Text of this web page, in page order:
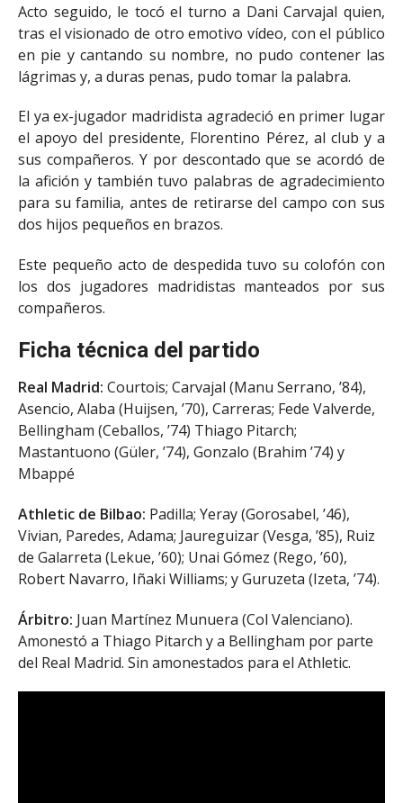
Acto seguido, le tocó el turno a Dani Carvajal quien,
tras el visionado de otro emotivo vídeo, con el público
en pie y cantando su nombre, no pudo contener las
lágrimas y, a duras penas, pudo tomar la palabra.
El ya ex-jugador madridista agradeció en primer lugar
el apoyo del presidente, Florentino Pérez, al club y a
sus compañeros. Y por descontado que se acordó de
la afición y también tuvo palabras de agradecimiento
para su familia, antes de retirarse del campo con sus
dos hijos pequeños en brazos.
Este pequeño acto de despedida tuvo su colofón con
los dos jugadores madridistas manteados por sus
compañeros.
Ficha técnica del partido
Real Madrid: Courtois; Carvajal (Manu Serrano, ’84),
Asencio, Alaba (Huijsen, ’70), Carreras; Fede Valverde,
Bellingham (Ceballos, ’74) Thiago Pitarch;
Mastantuono (Güler, ’74), Gonzalo (Brahim ’74) y
Mbappé
Athletic de Bilbao: Padilla; Yeray (Gorosabel, ’46),
Vivian, Paredes, Adama; Jaureguizar (Vesga, ’85), Ruiz
de Galarreta (Lekue, ’60); Unai Gómez (Rego, ’60),
Robert Navarro, Iñaki Williams; y Guruzeta (Izeta, ’74).
Árbitro: Juan Martínez Munuera (Col Valenciano).
Amonestó a Thiago Pitarch y a Bellingham por parte
del Real Madrid. Sin amonestados para el Athletic.